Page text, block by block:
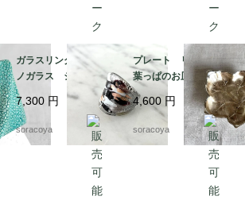
ガラスリング ムラー
ノガラス シルバーベ
ース 12号 メタリッ
クカラー 12acen15-2
7,300 円
soracoya
プレート リーフ型
葉っぱのお皿 WMF
ぶどうの葉っぱ 12ot
em10
4,600 円
soracoya